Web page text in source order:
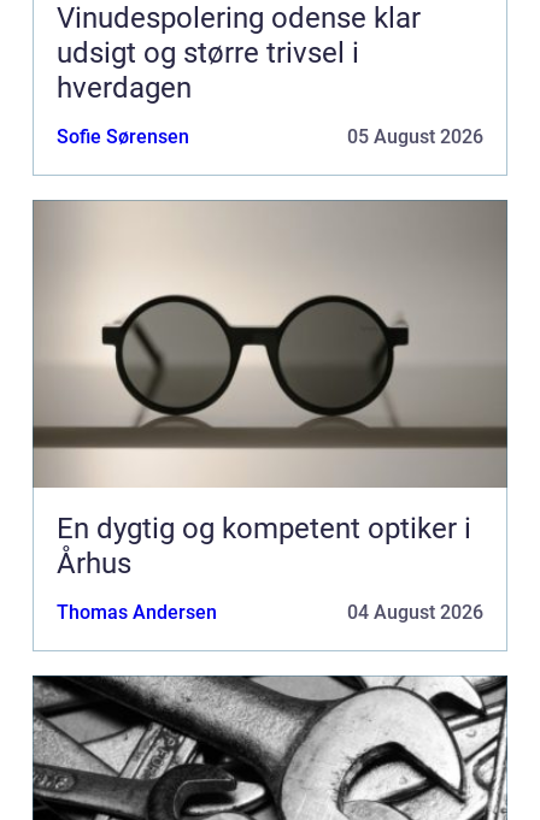
Vinudespolering odense klar
udsigt og større trivsel i
hverdagen
Sofie Sørensen 05 August 2026
En dygtig og kompetent optiker i
Århus
Thomas Andersen 04 August 2026